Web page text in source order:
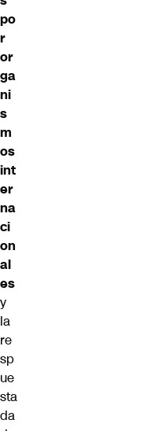
po
r
or
ga
ni
s
m
os
int
er
na
ci
on
al
es
y
la
re
sp
ue
sta
da